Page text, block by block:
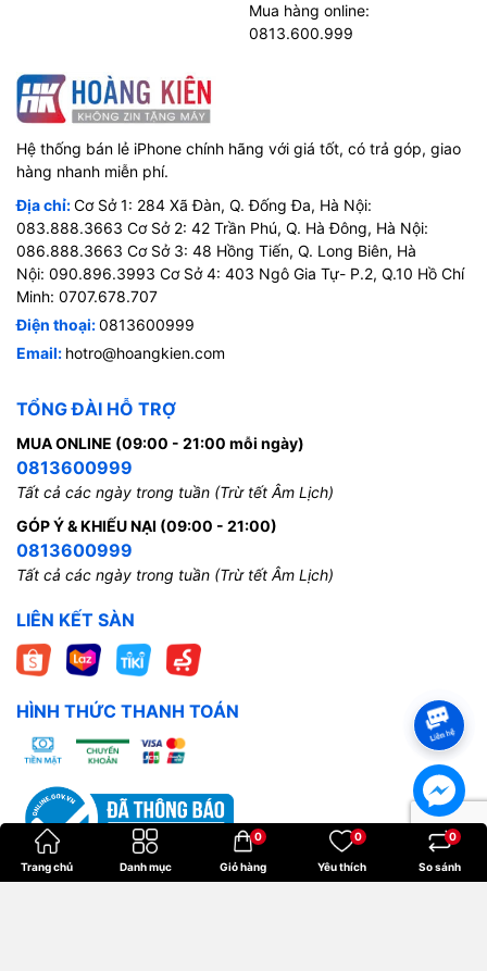
Mua hàng online:
0813.600.999
Hệ thống bán lẻ iPhone chính hãng với giá tốt, có trả góp, giao
hàng nhanh miễn phí.
Địa chỉ:Cơ Sở 1: 284 Xã Đàn, Q. Đống Đa, Hà Nội:
083.888.3663 Cơ Sở 2: 42 Trần Phú, Q. Hà Đông, Hà Nội:
086.888.3663 Cơ Sở 3: 48 Hồng Tiến, Q. Long Biên, Hà
Nội: 090.896.3993 Cơ Sở 4: 403 Ngô Gia Tự- P.2, Q.10 Hồ Chí
Minh: 0707.678.707
Điện thoại:0813600999
Email: hotro@hoangkien.com
TỔNG ĐÀI HỖ TRỢ
MUA ONLINE (09:00 - 21:00 mỗi ngày)
0813600999
Tất cả các ngày trong tuần (Trừ tết Âm Lịch)
GÓP Ý & KHIẾU NẠI (09:00 - 21:00)
0813600999
Tất cả các ngày trong tuần (Trừ tết Âm Lịch)
LIÊN KẾT SÀN
HÌNH THỨC THANH TOÁN
Trang chủ Danh mục Giỏ hàng
0
Yêu thích
0
So sánh
0